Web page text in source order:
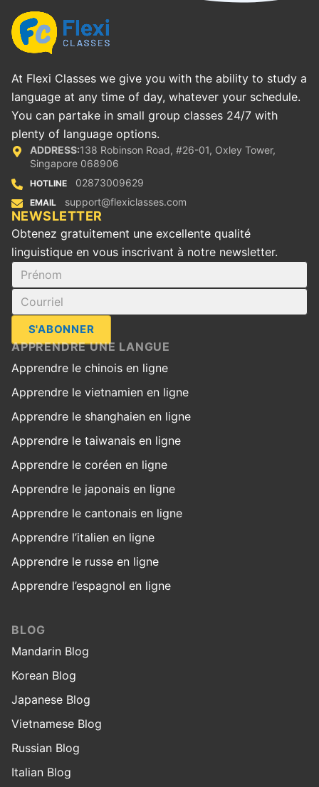
At Flexi Classes we give you with the ability to study a
language at any time of day, whatever your schedule.
You can partake in small group classes 24/7 with
plenty of language options.
ADDRESS:138 Robinson Road, #26-01, Oxley Tower,
Singapore 068906
HOTLINE 02873009629
EMAIL support@flexiclasses.com
‪NEWSLETTER
Obtenez gratuitement une excellente qualité
linguistique en vous inscrivant à notre newsletter.
S'ABONNER
APPRENDRE UNE LANGUE
Apprendre le chinois en ligne
Apprendre le vietnamien en ligne
Apprendre le shanghaien en ligne
Apprendre le taiwanais en ligne
Apprendre le coréen en ligne
Apprendre le japonais en ligne
Apprendre le cantonais en ligne
Apprendre l’italien en ligne
Apprendre le russe en ligne
Apprendre l’espagnol en ligne
BLOG
Mandarin Blog
Korean Blog
Japanese Blog
Vietnamese Blog
Russian Blog
Italian Blog